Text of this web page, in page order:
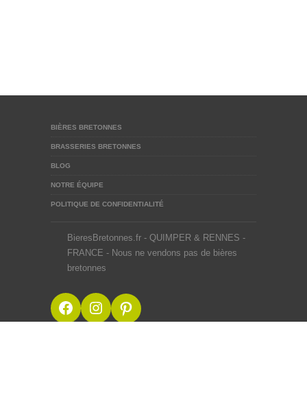
BIÈRES BRETONNES
BRASSERIES BRETONNES
BLOG
NOTRE ÉQUIPE
POLITIQUE DE CONFIDENTIALITÉ
BieresBretonnes.fr - QUIMPER & RENNES -
FRANCE - Nous ne vendons pas de bières
bretonnes
Facebook
Instagram
Pinterest